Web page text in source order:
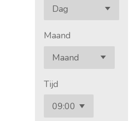
Maand
Tijd